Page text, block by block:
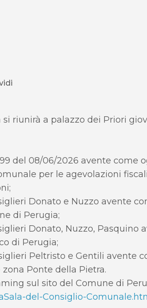
riunirà a palazzo dei Priori
del 08/06/2026 avente
per le agevolazioni
Donato e Nuzzo avente
di Perugia;
Donato, Nuzzo, Pasquino
di Perugia;
Peltristo e Gentili avente
Ponte della Pietra.
sul sito del Comune di
del-Consiglio-